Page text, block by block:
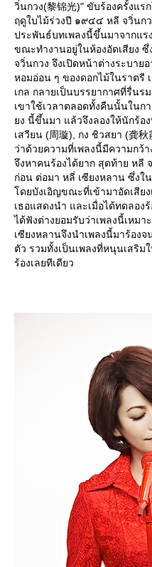
วิ่นกวง(黎锦光)" ขับร้องครั้งแร
ฤดูใบไม้ร่วงปี ๑๙๔๔ หลี จวิ่นก
ประพันธ์บทเพลงนี้ขึ้นมาจากแร
ขณะทำงานอยู่ในห้องอัดเสียง ซึ่
จวิ่นกวง จึงเปิดหน้าต่างระบาย
หอมอ่อน ๆ ของดอกไม้ในราตรี
เกล กลายเป็นบรรยากาศที่รื่นร
เขาใช้เวลาตลอดทั้งคืนนั้นในก
ง นี้ขึ้นมา แล้วจึงลองให้นักร้อ
เสวียน (周璇), กง ชิวสยา (龚
ว่าด้วยความที่เพลงนี้มีความกว้
จึงหาคนร้องได้ยาก สุดท้าย หลี
ก่อน ต่อมา หลี่ เซียงหลาน ซึ่ง
ดยบังเอิญขณะที่เข้ามาอัดเสียง
เธอแสดงนำ และเมื่อได้ทดลอง
ได้ฟังต่างยอมรับว่าเพลงนี้เหม
เซียงหลานจึงนำเพลงนี้มาร้องจ
ตัว รวมทั้งเป็นเพลงที่หนุนเสริ
ร้องเลยทีเดียว